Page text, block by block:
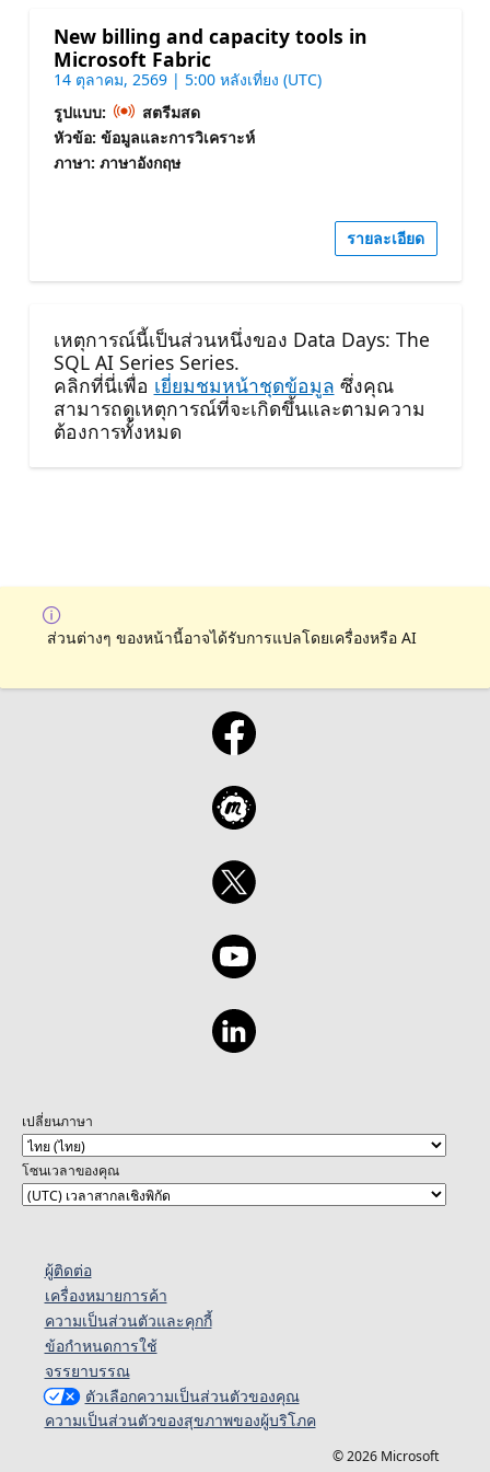
New billing and capacity tools in
Microsoft Fabric
14 ตุลาคม, 2569 | 5:00 หลังเที่ยง (UTC)
รูปแบบ:
สตรีมสด
หัวข้อ: ข้อมูลและการวิเคราะห์
ภาษา: ภาษาอังกฤษ
รายละเอียด
เหตุการณ์นี้เป็นส่วนหนึ่งของ Data Days: The
SQL AI Series Series.
คลิกที่นี่เพื่อ เยี่ยมชมหน้าชุดข้อมูล ซึ่งคุณ
สามารถดูเหตุการณ์ที่จะเกิดขึ้นและตามความ
ต้องการทั้งหมด
ส่วนต่างๆ ของหน้านี้อาจได้รับการแปลโดยเครื่องหรือ AI
เปลี่ยนภาษา
โซนเวลาของคุณ
ผู้ติดต่อ
เครื่องหมายการค้า
ความเป็นส่วนตัวและคุกกี้
ข้อกำหนดการใช้
จรรยาบรรณ
ตัวเลือกความเป็นส่วนตัวของคุณ
ความเป็นส่วนตัวของสุขภาพของผู้บริโภค
© 2026 Microsoft